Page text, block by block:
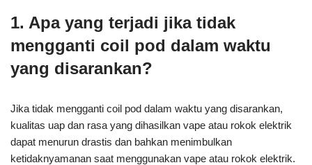
1. Apa yang terjadi jika tidak
mengganti coil pod dalam waktu
yang disarankan?
Jika tidak mengganti coil pod dalam waktu yang disarankan,
kualitas uap dan rasa yang dihasilkan vape atau rokok elektrik
dapat menurun drastis dan bahkan menimbulkan
ketidaknyamanan saat menggunakan vape atau rokok elektrik.